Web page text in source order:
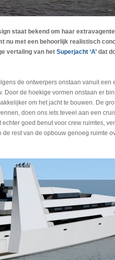
staat bekend om haar
nu met een behoorlijk realistisch
vertaling van het Superjacht ‘A’ dat
de ontwerpers onstaan vanuit een
Door de hoekige vormen onstaan er
om het jacht te bouwen. De
doen ons iets teveel aan een
goed benut voor crew ruimtes,
rest van de opbouw genoeg ruimte